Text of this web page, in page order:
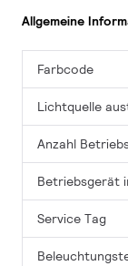
Allgemeine
Farbcode
Lichtquelle
Anzahl
Betriebsgerät
Service Tag